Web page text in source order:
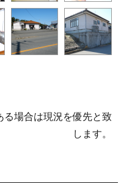
場合は現況を優先と致
します。